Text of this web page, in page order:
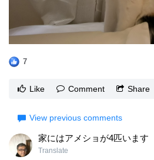
7
Like Comment Share
View previous comments
家にはアメショが4匹います
Translate